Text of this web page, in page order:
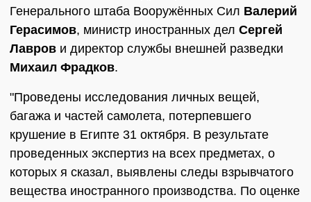
Генерального штаба Вооружённых Сил Валерий
Герасимов, министр иностранных дел Сергей
Лавров и директор службы внешней разведки
Михаил Фрадков.
"Проведены исследования личных вещей,
багажа и частей самолета, потерпевшего
крушение в Египте 31 октября. В результате
проведенных экспертиз на всех предметах, о
которых я сказал, выявлены следы взрывчатого
вещества иностранного производства. По оценке